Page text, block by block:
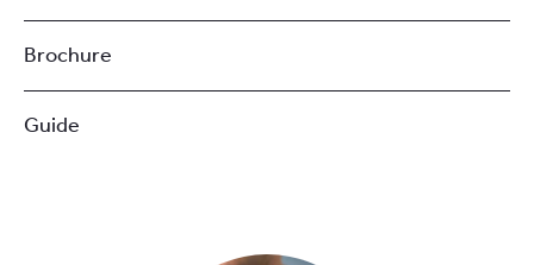
Brochure
Guide